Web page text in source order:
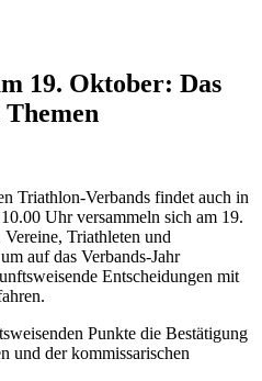
19. Oktober: Das
Triathlon-Verbands findet auch in
Uhr versammeln sich am 19.
Triathleten und
auf das Verbands-Jahr
Entscheidungen mit
Punkte die Bestätigung
und der kommissarischen